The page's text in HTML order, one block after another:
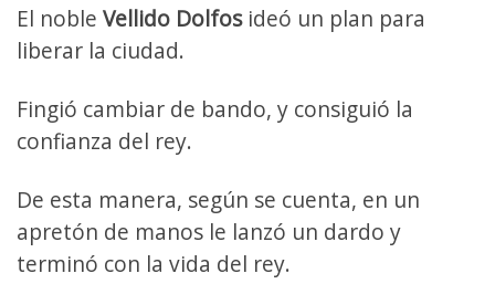
El noble Vellido Dolfosideó un plan para
liberar la ciudad.
Fingió cambiar de bando, y consiguió la
confianza del rey.
De esta manera, según se cuenta, en un
apretón de manos le lanzó un dardo y
terminó con la vida del rey.